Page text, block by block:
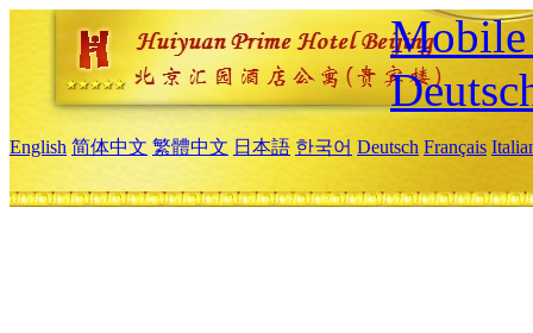
Mobile
English 简体中文 繁體中文 日本語 한국어 Deutsch Français